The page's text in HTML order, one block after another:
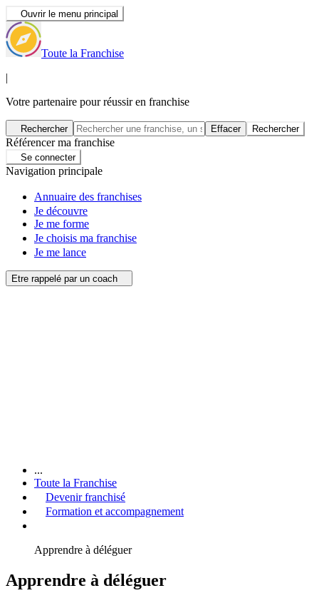
Ouvrir le menu principal
Toute la Franchise
|
Votre partenaire pour réussir en franchise
Rechercher Effacer Rechercher
Référencer ma franchise
Se connecter
Navigation principale
Annuaire des franchises
Je découvre
Je me forme
Je choisis ma franchise
Je me lance
Etre rappelé par un coach
...
Toute la Franchise
Devenir franchisé
Formation et accompagnement
Apprendre à déléguer
Apprendre à déléguer